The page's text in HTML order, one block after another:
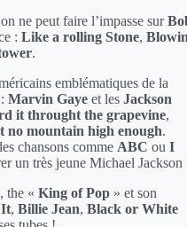
ne peut faire l’impasse sur
: Like a rolling Stone,
.
emblématiques de la
: Marvin Gaye et les Jackson
it throught the grapevine,
no mountain high enough.
chansons comme ABC ou I
un très jeune Michael Jackson
, the « King of Pop » et son
It, Billie Jean, Black or White